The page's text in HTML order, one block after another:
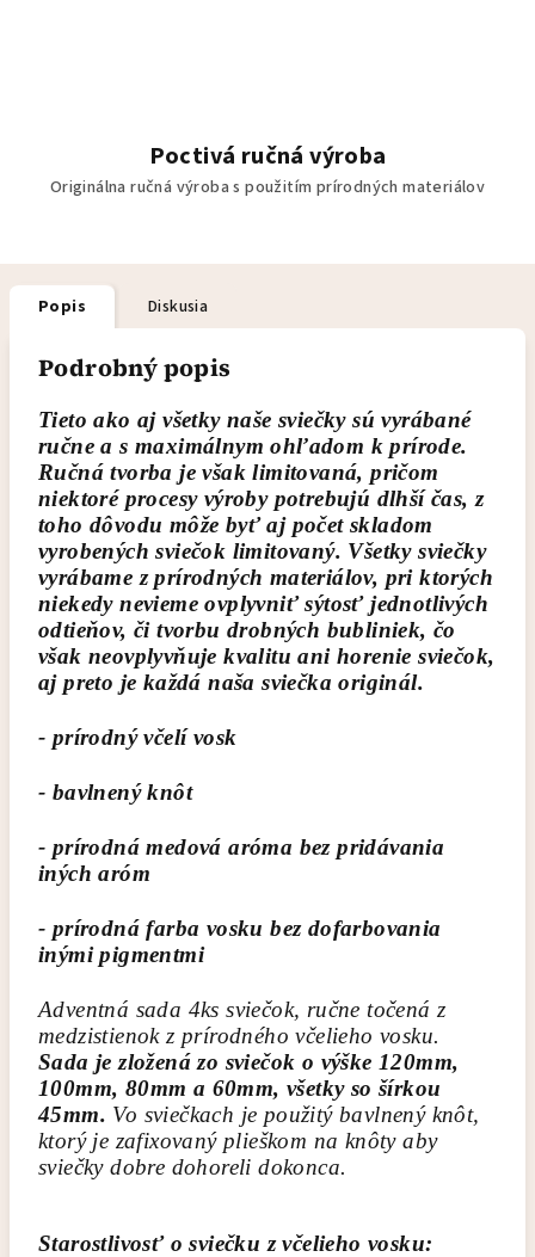
Poctivá ručná výroba
Originálna ručná výroba s použitím prírodných materiálov
Popis Diskusia
Podrobný popis
Tieto ako aj všetky naše sviečky sú vyrábané
ručne a s maximálnym ohľadom k prírode.
Ručná tvorba je však limitovaná, pričom
niektoré procesy výroby potrebujú dlhší čas, z
toho dôvodu môže byť aj počet skladom
vyrobených sviečok limitovaný. Všetky sviečky
vyrábame z prírodných materiálov, pri ktorých
niekedy nevieme ovplyvniť sýtosť jednotlivých
odtieňov, či tvorbu drobných bubliniek, čo
však neovplyvňuje kvalitu ani horenie sviečok,
aj preto je každá naša sviečka originál.
- prírodný včelí vosk
- bavlnený knôt
- prírodná medová aróma bez pridávania
iných aróm
- prírodná farba vosku bez dofarbovania
inými pigmentmi
Adventná sada 4ks sviečok, ručne točená z
medzistienok z prírodného včelieho vosku.
Sada je zložená zo sviečok o výške 120mm,
100mm, 80mm a 60mm, všetky so šírkou
45mm. Vo sviečkach je použitý bavlnený knôt,
ktorý je zafixovaný plieškom na knôty aby
sviečky dobre dohoreli dokonca.
Starostlivosť o sviečku z včelieho vosku: